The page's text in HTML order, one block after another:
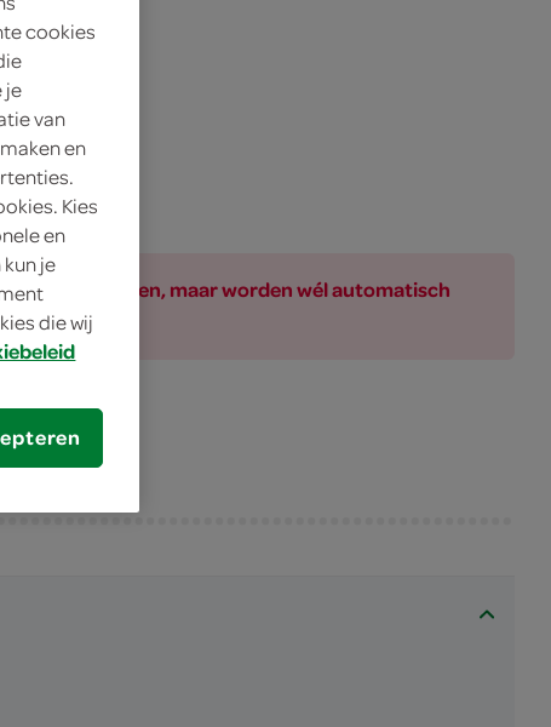
bij de producten, maar worden wél automatisch
cookies
je
van
en
Kies
en
je
die wij